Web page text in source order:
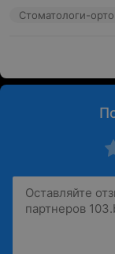
Стоматологи-